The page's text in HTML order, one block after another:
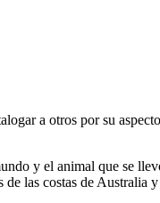
a otros por su
y el animal que se
las costas de Australia